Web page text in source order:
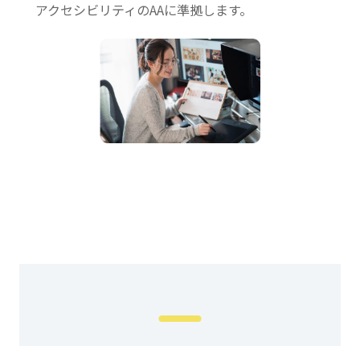
アクセシビリティのAAに準拠します。